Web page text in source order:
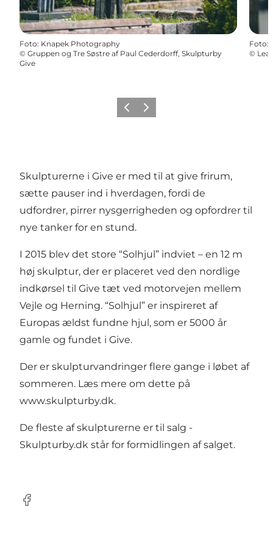
Foto: Knapek Photography
© Gruppen og Tre Søstre af Paul Cederdorff, Skulpturby
Give
Foto:
©
ForrigeNæste
Skulpturerne i Give er med til at give frirum,
sætte pauser ind i hverdagen, fordi de
udfordrer, pirrer nysgerrigheden og opfordrer til
nye tanker for en stund.
I 2015 blev det store “Solhjul” indviet – en 12 m
høj skulptur, der er placeret ved den nordlige
indkørsel til Give tæt ved motorvejen mellem
Vejle og Herning. “Solhjul” er inspireret af
Europas ældst fundne hjul, som er 5000 år
gamle og fundet i Give.
Der er skulpturvandringer flere gange i løbet af
sommeren. Læs mere om dette på
www.skulpturby.dk.
De fleste af skulpturerne er til salg -
Skulpturby.dk står for formidlingen af salget.
Facebook